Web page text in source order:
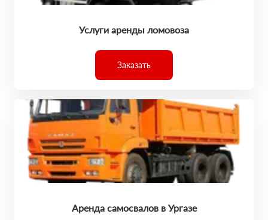
Услуги аренды ломовоза
Заказать
Аренда самосвалов в Ургазе